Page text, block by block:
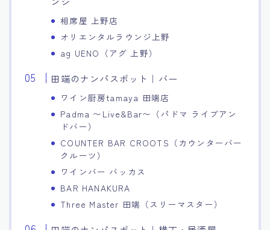
相席屋 上野店
オリエンタルラウンジ上野
ag UENO（アグ 上野）
田端のナンパスポット｜バー
ワイン厨房tamaya 田端店
Padma 〜Live&Bar〜（パドマ ライブアン
ドバー）
COUNTER BAR CROOTS（カウンターバー
クルーツ）
ワインバー バッカス
BAR HANAKURA
Three Master 田端（スリーマスター）